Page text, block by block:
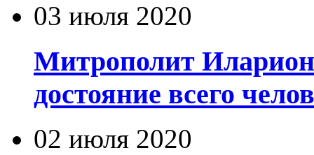
03 июля 2020
Митрополит
достояние всего
02 июля 2020